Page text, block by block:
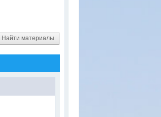
Найти материалы